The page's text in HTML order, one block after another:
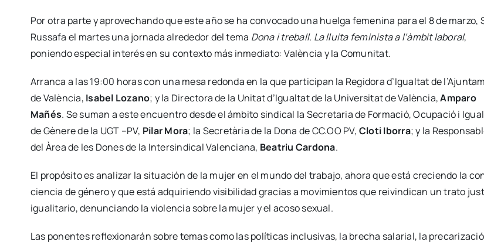
Por otra par­te y apro­ve­chan­do que este año se ha con­vo­ca­do una huel­ga feme­ni­na para el 8 de mar­zo,
Rus­sa­fa el mar­tes una jor­na­da alre­de­dor del tema Dona i tre­ball. La llui­ta femi­nis­ta a l’àmbit labo­ral,
ponien­do espe­cial inte­rés en su con­tex­to más inme­dia­to: Valèn­cia y la Comu­ni­tat.
Arran­ca a las 19:00 horas con una mesa redon­da en la que par­ti­ci­pan la Regi­do­ra d’Igualtat de
de Valèn­cia, Isa­bel Lozano; y la Direc­to­ra de la Uni­tat d’Igualtat de la Uni­ver­si­tat de Valèn­cia,Ampa­ro
Mañés. Se suman a este encuen­tro des­de el ámbi­to sin­di­cal la Secre­ta­ria de For­ma­ció, Ocu­pa­ció i
de Gène­re de la UGT –PV, Pilar Mora; la Secre­tà­ria de la Dona de CC.OO PV, Clo­ti Ibo­rra; y la
del Àrea de les Dones de la Inter­sin­di­cal Valen­cia­na, Bea­triu Car­do­na.
El pro­pó­si­to es ana­li­zar la situa­ción de la mujer en el mun­do del tra­ba­jo, aho­ra que está cre­cien­do la
cien­cia de géne­ro y que está adqui­rien­do visi­bi­li­dad gra­cias a movi­mien­tos que rei­vin­di­can un tra­to
igua­li­ta­rio, denun­cian­do la vio­len­cia sobre la mujer y el aco­so sexual.
Las ponen­tes refle­xio­na­rán sobre temas como las polí­ti­cas inclu­si­vas, la bre­cha sala­rial, la